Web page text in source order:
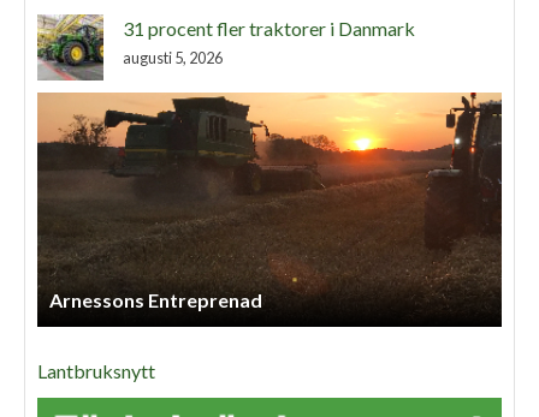
31 procent fler traktorer i Danmark
augusti 5, 2026
Arnessons Entreprenad
Lantbruksnytt